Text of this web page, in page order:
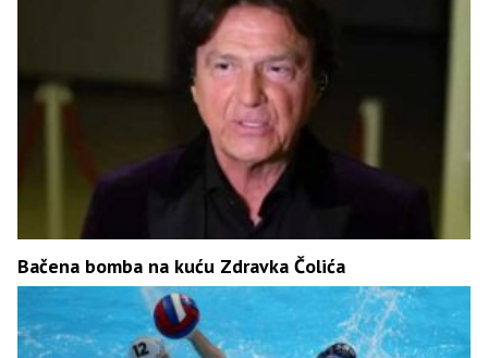
Bačena bomba na kuću Zdravka Čolića